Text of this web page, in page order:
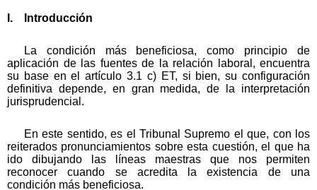
I. Introducción
La condición más beneficiosa, como principio de
aplicación de las fuentes de la relación laboral, encuentra
su base en el artículo 3.1 c) ET, si bien, su configuración
definitiva depende, en gran medida, de la interpretación
jurisprudencial.
En este sentido, es el Tribunal Supremo el que, con los
reiterados pronunciamientos sobre esta cuestión, el que ha
ido dibujando las líneas maestras que nos permiten
reconocer cuando se acredita la existencia de una
condición más beneficiosa.